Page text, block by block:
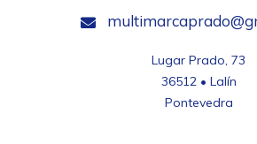
Lugar Prado, 73
36512 • Lalín
Pontevedra